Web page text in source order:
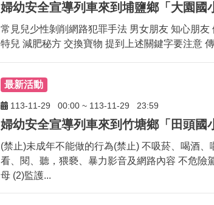
常見兒少性剝削網路犯罪手法 男女朋友 知心朋友
特兒 減肥秘方 交換寶物 提到上述關鍵字要注意
最新活動
113-11-29 00:00~ 113-11-29 23:59
(禁止)未成年不能做的行為(禁止) 不吸菸、喝酒、
看、閱、聽，猥褻、暴力影音及網路內容 不危險
母 (2)監護...